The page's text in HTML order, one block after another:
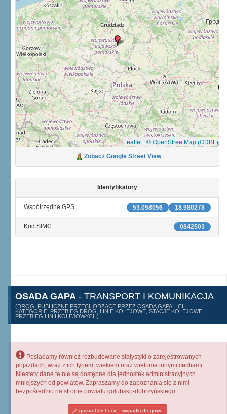
Leaflet | © OpenStreetMap (ODBL)
Zobacz Google Street View
Identyfikatory
18.980278
53.058056
Współrzędne GPS
0842503
Kod SIMC
OSADA GAPA - TRANSPORT I KOMUNIKACJA
(DROGI PUBLICZNE PRZECHODZĄCE PRZEZ OSADA GAPA I ICH
KATEGORIE, PRZEBIEG DRÓG, LINIE KOLEJOWE, STACJE KOLEJOWE,
PRZEBIEG LINII KOLEJOWYCH)
Posiadamy również rozbudowane statystyki o zarejestrowanych
pojazdach, wraz z ich typem, wiekiem oraz wieloma innymi cechami.
Niestety dane te nie są dostępne dla jednostek administracyjnych
mniejszych od powiatów. Zapraszamy do zapoznania się z nimi
bezpośrednio na stronie powiatu golubsko-dobrzyńskiego.
gmina Ciechocin - wypadki drogowe